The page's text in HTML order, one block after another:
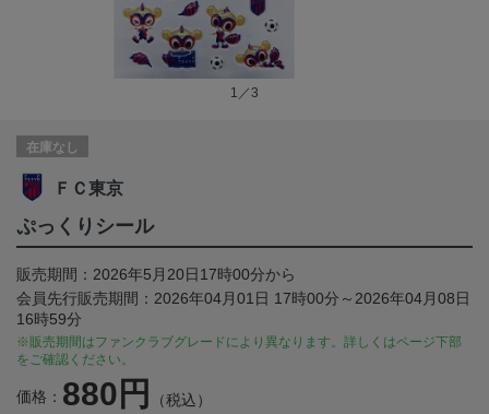
1／3
在庫なし
ＦＣ東京
ぷっくりシール
販売期間：2026年5月20日17時00分から
会員先行販売期間：2026年04月01日 17時00分～2026年04月08日
16時59分
※販売期間はファンクラブグレードにより異なります。詳しくはページ下部
をご確認ください。
価格： 880円 （税込）